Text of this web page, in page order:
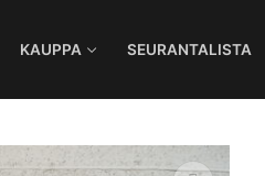
KAUPPA SEURANTALISTA